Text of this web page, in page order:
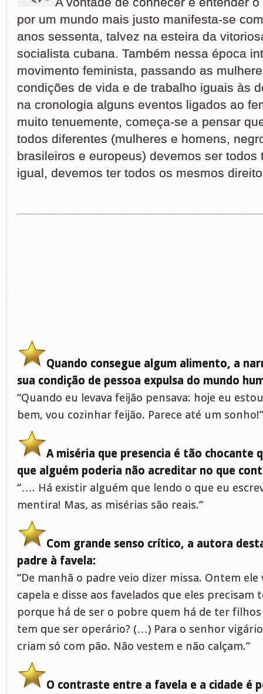
por um mundo mais justo manifesta-se
anos sessenta, talvez na esteira da
socialista cubana. Também nessa época
movimento feminista, passando as
condições de vida e de trabalho iguais às
na cronologia alguns eventos ligados ao
muito tenuemente, começa-se a pensar
todos diferentes (mulheres e homens,
brasileiros e europeus) devemos ser todos
igual, devemos ter todos os mesmos
Quando consegue algum alimento, a
sua condição de pessoa expulsa do mundo
“Quando eu levava feijão pensava: hoje eu
bem, vou cozinhar feijão. Parece até um sonho!”
A miséria que presencia é tão chocante
que alguém poderia não acreditar no que
“…. Há existir alguém que lendo o que eu
mentira! Mas, as misérias são reais.”
Com grande senso crítico, a autora
padre à favela:
“De manhã o padre veio dizer missa. Ontem
capela e disse aos favelados que eles precisam
porque há de ser o pobre quem há de ter
tem que ser operário? (…) Para o senhor
criam só com pão. Não vestem e não calçam.”
O contraste entre a favela e a cidade é